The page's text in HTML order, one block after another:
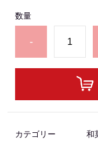
数量
-
カテゴリー 和